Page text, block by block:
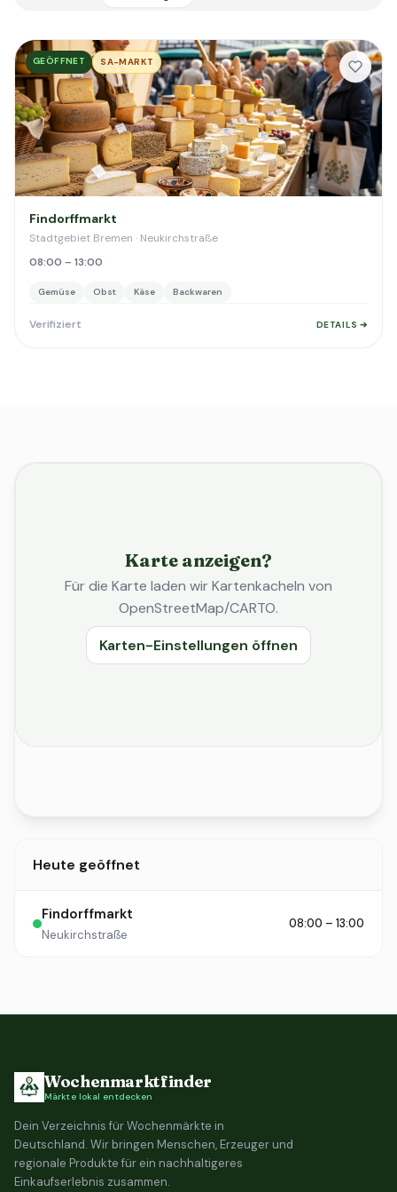
GEÖFFNET SA-MARKT
Findorffmarkt
Stadtgebiet Bremen · Neukirchstraße
08:00 – 13:00
Gemüse Obst Käse Backwaren
Verifiziert DETAILS ➔
Karte anzeigen?
Für die Karte laden wir Kartenkacheln von
OpenStreetMap/CARTO.
Karten-Einstellungen öffnen
Heute geöffnet
Findorffmarkt
Neukirchstraße
08:00 – 13:00
Wochenmarktfinder
Märkte lokal entdecken
Dein Verzeichnis für Wochenmärkte in
Deutschland. Wir bringen Menschen, Erzeuger und
regionale Produkte für ein nachhaltigeres
Einkaufserlebnis zusammen.